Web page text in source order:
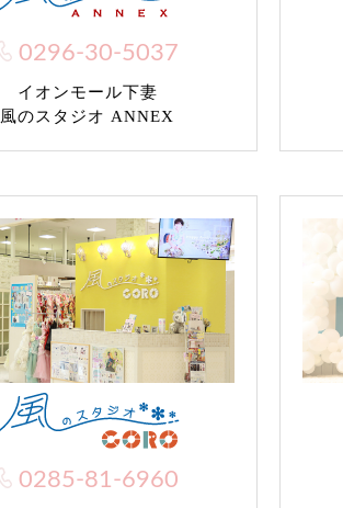
0296-30-5037
イオンモール下妻
風のスタジオ ANNEX
0285-81-6960